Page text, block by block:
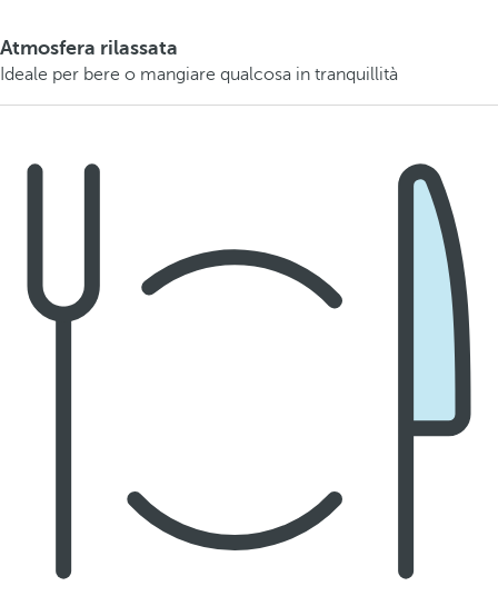
Atmosfera rilassata
Ideale per bere o mangiare qualcosa in tranquillità